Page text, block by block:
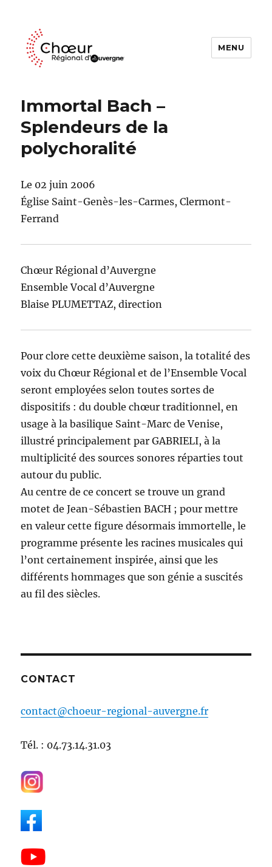
MENU
Immortal Bach –
Splendeurs de la
polychoralité
Le 02 juin 2006
Église Saint-Genès-les-Carmes, Clermont-
Ferrand
Chœur Régional d’Auvergne
Ensemble Vocal d’Auvergne
Blaise PLUMETTAZ, direction
Pour clore cette deuxième saison, la totalité des
voix du Chœur Régional et de l’Ensemble Vocal
seront employées selon toutes sortes de
dispositifs : du double chœur traditionnel, en
usage à la basilique Saint-Marc de Venise,
illustré principalement par GABRIELI, à la
multiplicité des sources sonores réparties tout
autour du public.
Au centre de ce concert se trouve un grand
motet de Jean-Sébastien BACH ; pour mettre
en valeur cette figure désormais immortelle, le
programme présente les racines musicales qui
l’ont certainement inspirée, ainsi que les
différents hommages que son génie a suscités
au fil des siècles.
CONTACT
contact@choeur-regional-auvergne.fr
Tél. : 04.73.14.31.03